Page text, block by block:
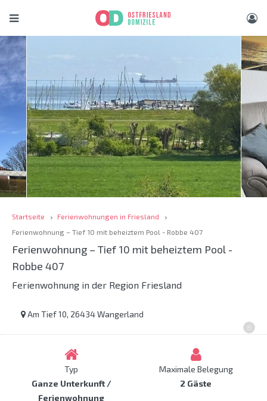
Startseite
Ferienwohnungen in Friesland
Ferienwohnung – Tief 10 mit beheiztem Pool - Robbe 407
Ferienwohnung – Tief 10 mit beheiztem Pool -
Robbe 407
Ferienwohnung in der Region Friesland
Am Tief 10, 26434 Wangerland
Typ
Ganze Unterkunft /
Ferienwohnung
Maximale Belegung
2 Gäste